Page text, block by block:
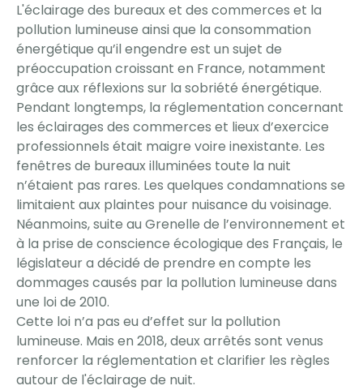
L'éclairage des bureaux et des commerces et la
pollution lumineuse ainsi que la consommation
énergétique qu’il engendre est un sujet de
préoccupation croissant en France, notamment
grâce aux réflexions sur la sobriété énergétique.
Pendant longtemps, la réglementation concernant
les éclairages des commerces et lieux d’exercice
professionnels était maigre voire inexistante. Les
fenêtres de bureaux illuminées toute la nuit
n’étaient pas rares. Les quelques condamnations se
limitaient aux plaintes pour nuisance du voisinage.
Néanmoins, suite au Grenelle de l’environnement et
à la prise de conscience écologique des Français, le
législateur a décidé de prendre en compte les
dommages causés par la pollution lumineuse dans
une loi de 2010.
Cette loi n’a pas eu d’effet sur la pollution
lumineuse. Mais en 2018, deux arrêtés sont venus
renforcer la réglementation et clarifier les règles
autour de l'éclairage de nuit.